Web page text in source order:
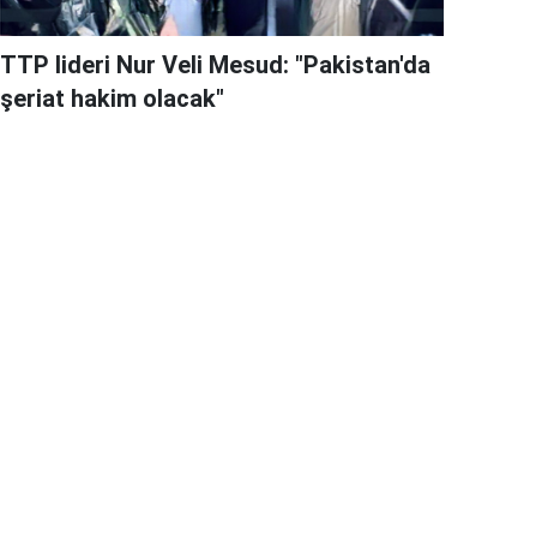
TTP lideri Nur Veli Mesud: "Pakistan'da
şeriat hakim olacak"